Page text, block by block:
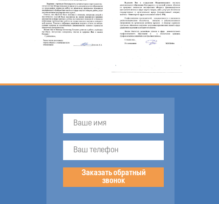
Заказать обратный
звонок